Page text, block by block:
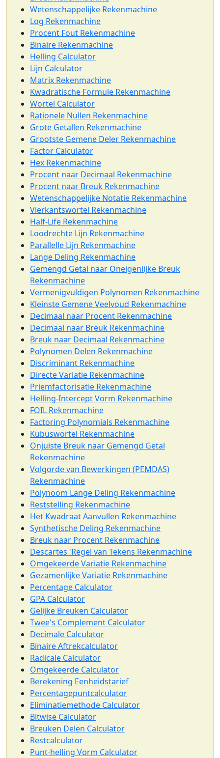
Wetenschappelijke Rekenmachine
Log Rekenmachine
Procent Fout Rekenmachine
Binaire Rekenmachine
Helling Calculator
Lijn Calculator
Matrix Rekenmachine
Kwadratische Formule Rekenmachine
Wortel Calculator
Rationele Nullen Rekenmachine
Grote Getallen Rekenmachine
Grootste Gemene Deler Rekenmachine
Factor Calculator
Hex Rekenmachine
Procent naar Decimaal Rekenmachine
Procent naar Breuk Rekenmachine
Wetenschappelijke Notatie Rekenmachine
Vierkantswortel Rekenmachine
Half-Life Rekenmachine
Loodrechte Lijn Rekenmachine
Parallelle Lijn Rekenmachine
Lange Deling Rekenmachine
Gemengd Getal naar Oneigenlijke Breuk
Rekenmachine
Vermenigvuldigen Polynomen Rekenmachine
Kleinste Gemene Veelvoud Rekenmachine
Decimaal naar Procent Rekenmachine
Decimaal naar Breuk Rekenmachine
Breuk naar Decimaal Rekenmachine
Polynomen Delen Rekenmachine
Discriminant Rekenmachine
Directe Variatie Rekenmachine
Priemfactorisatie Rekenmachine
Helling-Intercept Vorm Rekenmachine
FOIL Rekenmachine
Factoring Polynomials Rekenmachine
Kubuswortel Rekenmachine
Onjuiste Breuk naar Gemengd Getal
Rekenmachine
Volgorde van Bewerkingen (PEMDAS)
Rekenmachine
Polynoom Lange Deling Rekenmachine
Reststelling Rekenmachine
Het Kwadraat Aanvullen Rekenmachine
Synthetische Deling Rekenmachine
Breuk naar Procent Rekenmachine
Descartes 'Regel van Tekens Rekenmachine
Omgekeerde Variatie Rekenmachine
Gezamenlijke Variatie Rekenmachine
Percentage Calculator
GPA Calculator
Gelijke Breuken Calculator
Twee's Complement Calculator
Decimale Calculator
Binaire Aftrekcalculator
Radicale Calculator
Omgekeerde Calculator
Berekening Eenheidstarief
Percentagepuntcalculator
Eliminatiemethode Calculator
Bitwise Calculator
Breuken Delen Calculator
Restcalculator
Punt-helling Vorm Calculator